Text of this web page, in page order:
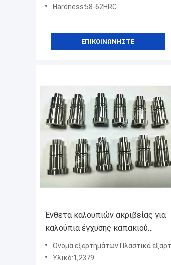
Hardness:58-62HRC
ΕΠΙΚΟΙΝΩΝΉΣΤΕ
Ένθετα καλουπιών ακριβείας για
καλούπια έγχυσης καπακιού
μπουκαλιών
Όνομα εξαρτημάτων:Πλαστικά εξαρτήματα καλουπιού
Υλικό:1,2379